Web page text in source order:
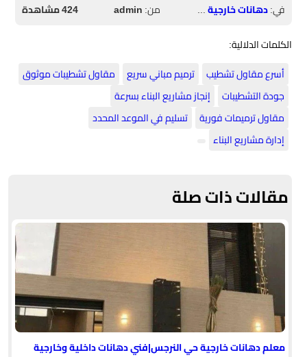
في:دهانات خارجية الرياض من:admin
424 مشاهدة
الكلمات الدلالية:
أسرع مقاول تشطيب
ترميم مباني سريع
مقاول تشطيبات موثوق
جودة التشطيبات
إنجاز مشاريع البناء بسرعة
مقاول ترميمات فورية
تسليم في الموعد المحدد
إدارة مشاريع البناء
مقالات ذات صلة
معلم دهانات خارجية حي النرجس|فني دهانات داخلية وخارجية